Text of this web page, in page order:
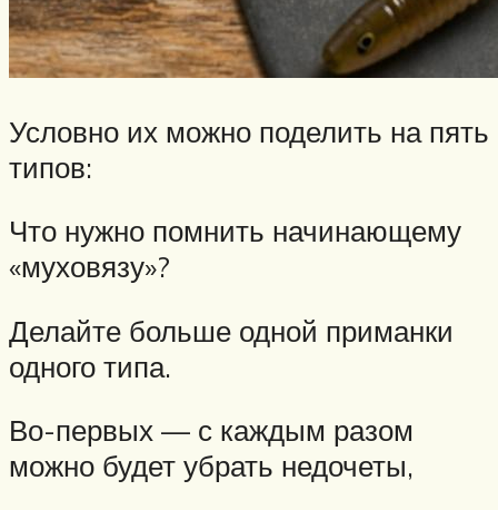
Условно их можно поделить на пять
типов:
Что нужно помнить начинающему
«муховязу»?
Делайте больше одной приманки
одного типа.
Во-первых — с каждым разом
можно будет убрать недочеты,